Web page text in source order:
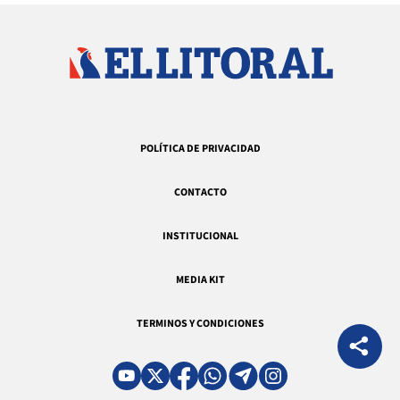
POLÍTICA DE PRIVACIDAD
CONTACTO
INSTITUCIONAL
MEDIA KIT
TERMINOS Y CONDICIONES